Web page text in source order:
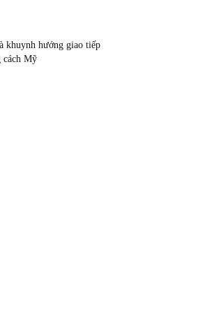
khuynh hướng giao tiếp
cách Mỹ